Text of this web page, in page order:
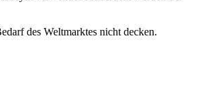
des Weltmarktes nicht decken.